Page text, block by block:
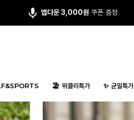
회원 가입시 최대 15,000원 쿠폰팩
🏖️ 위클리특가 ✨ 균일특가